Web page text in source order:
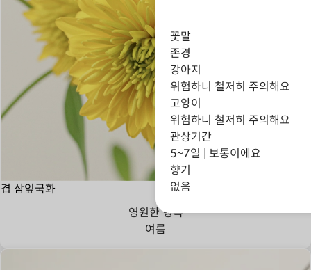
겹 삼잎국화
영원한 행복
여름
꽃말
존경
강아지
위험하니 철저히 주의해요
고양이
위험하니 철저히 주의해요
관상기간
5~7일 | 보통이에요
향기
없음